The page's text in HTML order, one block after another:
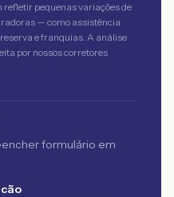
refletir pequenas variações de
— como assistência
e franquias. A análise
por nossos corretores
formulário em